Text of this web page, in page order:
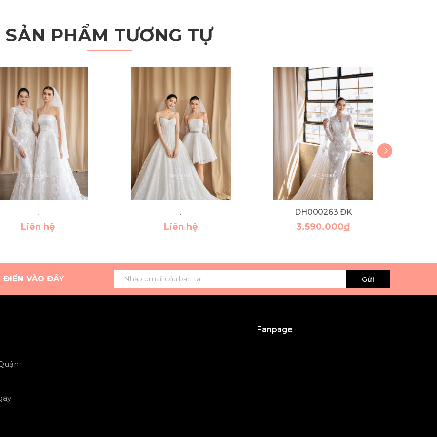
SẢN PHẨM TƯƠNG TỰ
.
Liên hệ
.
Liên hệ
DH000263 ĐK
3.590.000₫
ĐIỀN VÀO ĐÂY Gửi
Fanpage